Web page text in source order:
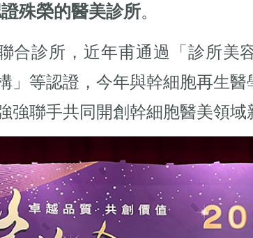
殊榮的醫美診所。
合診所，近年甫通過「診所美
」等認證，今年與幹細胞再生
強聯手共同開創幹細胞醫美領域